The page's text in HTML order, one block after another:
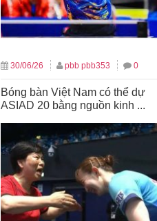
30/06/26 pbb pbb353 0
Bóng bàn Việt Nam có thể dự
ASIAD 20 bằng nguồn kinh ...